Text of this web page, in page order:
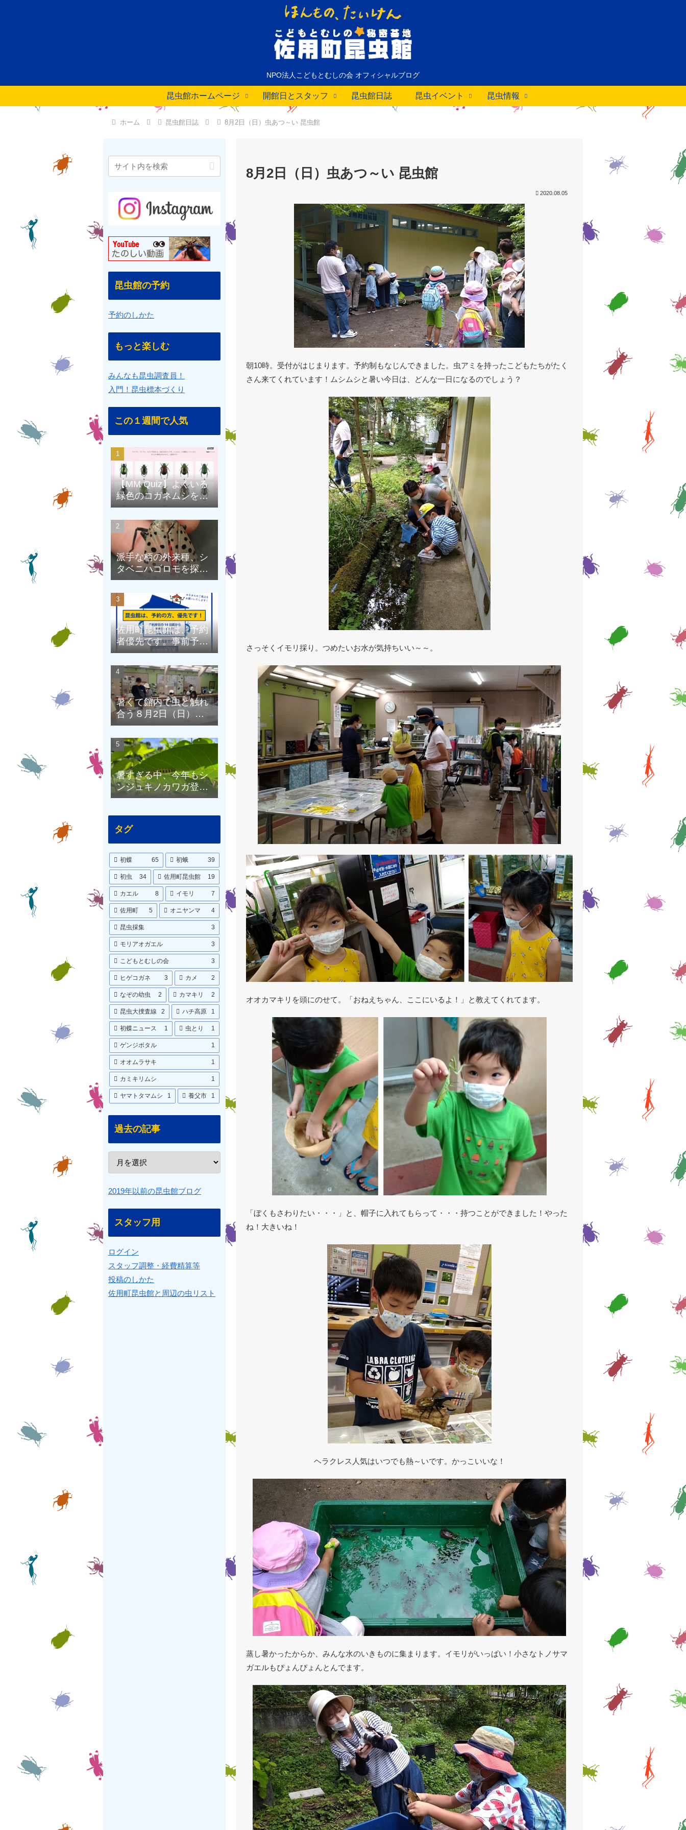
NPO法人こどもとむしの会 オフィシャルブログ
昆虫館ホームページ 開館日とスタッフ 昆虫館日誌 昆虫イベント 昆虫情報
ホーム 昆虫館日誌 8月2日（日）虫あつ～い 昆虫館
8月2日（日）虫あつ～い 昆虫館
2020.08.05
朝10時。受付がはじまります。予約制もなじんできました。虫アミを持ったこどもたちがたく
さん来てくれています！ムシムシと暑い今日は、どんな一日になるのでしょう？
さっそくイモリ採り。つめたいお水が気持ちいい～～。
オオカマキリを頭にのせて。「おねえちゃん、ここにいるよ！」と教えてくれてます。
「ぼくもさわりたい・・・」と、帽子に入れてもらって・・・持つことができました！やった
ね！大きいね！
ヘラクレス人気はいつでも熱～いです。かっこいいな！
蒸し暑かったからか、みんな水のいきものに集まります。イモリがいっぱい！小さなトノサマ
ガエルもぴょんぴょんとんでます。
昆虫館の予約
予約のしかた
もっと楽しむ
みんなも昆虫調査員！
入門！昆虫標本づくり
この１週間で人気
【MM Quiz】よくいる
緑色のコガネムシを、
克服しよう！
派手な柄の外来種、シ
タベニハゴロモを探そ
う
佐用町昆虫館は、予約
者優先です。事前予約
にご協力をお願いしま
す。
暑くて館内で虫と触れ
合う８月2日（日）の
昆虫館
暑すぎる中、今年もシ
ンジュキノカワガ登
場！8月1日（土）の昆
タグ
初蝶 65 初蛾 39
初虫 34 佐用町昆虫館 19
カエル 8 イモリ 7
佐用町 5 オニヤンマ 4
昆虫採集 3
モリアオガエル 3
こどもとむしの会 3
ヒゲコガネ 3 カメ 2
なぞの幼虫 2 カマキリ 2
昆虫大捜査線 2 ハチ高原 1
初蝶ニュース 1 虫とり 1
ゲンジボタル 1
オオムラサキ 1
カミキリムシ 1
ヤマトタマムシ 1 養父市 1
過去の記事
2019年以前の昆虫館ブログ
スタッフ用
ログイン
スタッフ調整・経費精算等
投稿のしかた
佐用町昆虫館と周辺の虫リスト